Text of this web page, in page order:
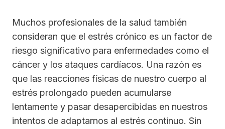
Muchos profesionales de la salud también
consideran que el estrés crónico es un factor de
riesgo significativo para enfermedades como el
cáncer y los ataques cardíacos. Una razón es
que las reacciones físicas de nuestro cuerpo al
estrés prolongado pueden acumularse
lentamente y pasar desapercibidas en nuestros
intentos de adaptarnos al estrés continuo. Sin